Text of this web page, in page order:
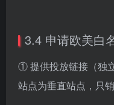
3.4 申请欧美白
① 提供投放链接（独
站点为垂直站点，只